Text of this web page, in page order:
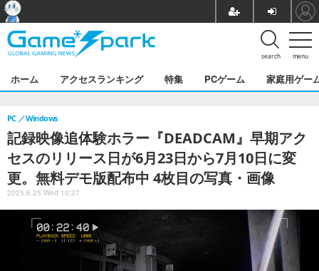
menu
search
ホーム アクセスランキング 特集 PCゲーム 家庭用ゲー
記録映像追体験ホラー『DEADCAM』早期アク
セスのリリース日が6月23日から7月10日に変
更。無料デモ版配布中 4枚目の写真・画像
PC Windows
2025.6.25 Wed 10:27